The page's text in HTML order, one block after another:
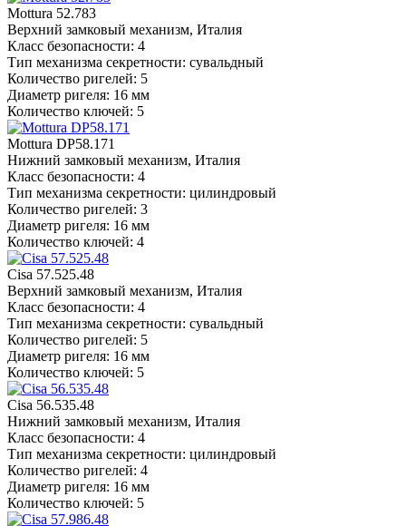
Mottura 52.783
Верхний замковый механизм, Италия
Класс безопасности: 4
Тип механизма секретности: сувальдный
Количество ригелей: 5
Диаметр ригеля: 16 мм
Количество ключей: 5
Mottura DP58.171
Нижний замковый механизм, Италия
Класс безопасности: 4
Тип механизма секретности: цилиндровый
Количество ригелей: 3
Диаметр ригеля: 16 мм
Количество ключей: 4
Cisa 57.525.48
Верхний замковый механизм, Италия
Класс безопасности: 4
Тип механизма секретности: сувальдный
Количество ригелей: 5
Диаметр ригеля: 16 мм
Количество ключей: 5
Cisa 56.535.48
Нижний замковый механизм, Италия
Класс безопасности: 4
Тип механизма секретности: цилиндровый
Количество ригелей: 4
Диаметр ригеля: 16 мм
Количество ключей: 5